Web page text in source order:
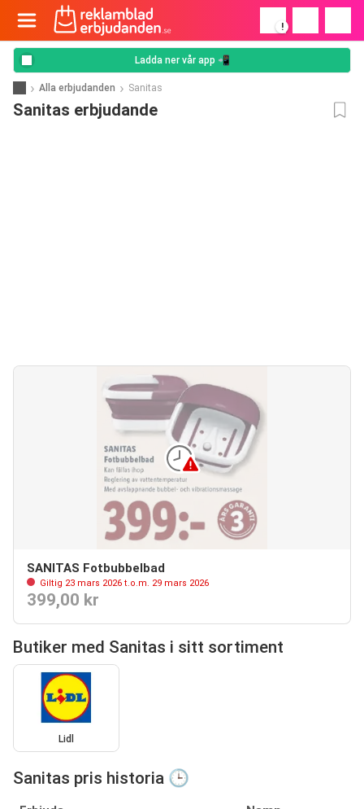
!
Ladda ner vår app 📲
Alla erbjudanden Sanitas
Sanitas erbjudande
SANITAS Fotbubbelbad
Giltig 23 mars 2026 t.o.m. 29 mars 2026
399,00 kr
Butiker med Sanitas i sitt sortiment
Lidl
Sanitas pris historia 🕒